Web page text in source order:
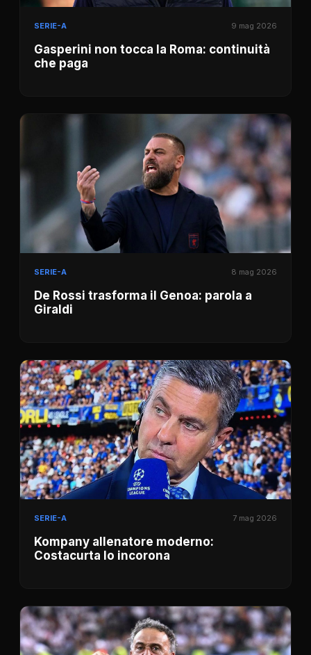
SERIE-A 9 mag 2026
Gasperini non tocca la Roma: continuità
che paga
SERIE-A 8 mag 2026
De Rossi trasforma il Genoa: parola a
Giraldi
SERIE-A 7 mag 2026
Kompany allenatore moderno:
Costacurta lo incorona